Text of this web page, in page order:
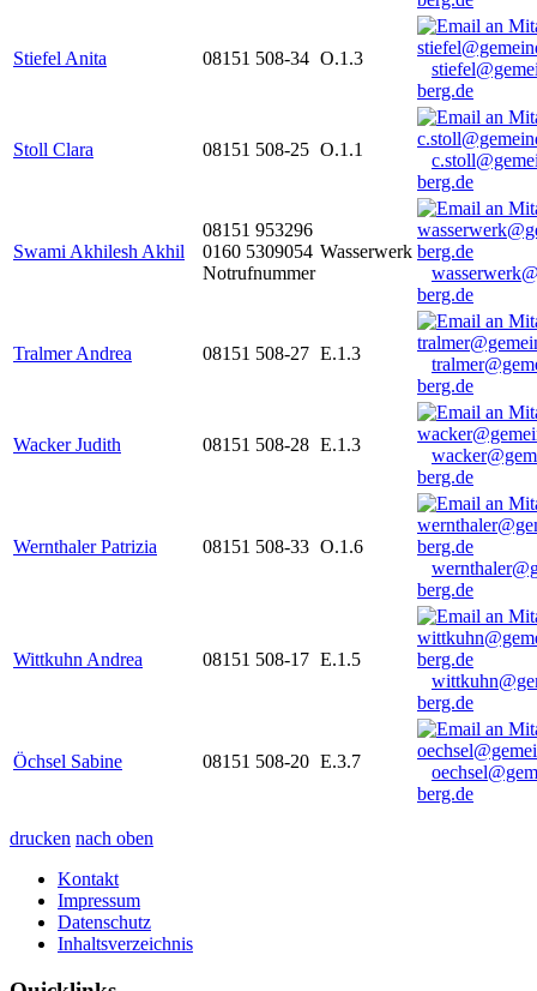
Stiefel Anita 08151 508-34 O.1.3
berg.de
Stoll Clara 08151 508-25 O.1.1
berg.de
Swami Akhilesh Akhil
08151 953296
0160 5309054
Notrufnummer
Wasserwerk
berg.de
Tralmer Andrea 08151 508-27 E.1.3
berg.de
Wacker Judith 08151 508-28 E.1.3
berg.de
Wernthaler Patrizia 08151 508-33 O.1.6
berg.de
Wittkuhn Andrea 08151 508-17 E.1.5
berg.de
Öchsel Sabine 08151 508-20 E.3.7
berg.de
drucken nach oben
Kontakt
Impressum
Datenschutz
Inhaltsverzeichnis